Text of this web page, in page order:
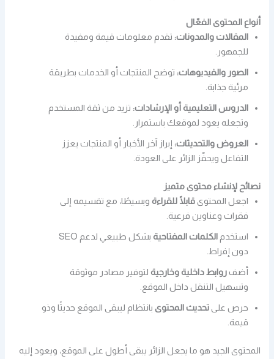
أنواع المحتوى الفعّال
المقالات والمدونات: تقدم معلومات قيمة ومفيدة
للجمهور.
الصور والفيديوهات: توضح المنتجات أو الخدمات بطريقة
مرئية جذابة.
الدروس التعليمية أو الإرشادات: تزيد من ثقة المستخدم
وتجعله يعود لموقعك باستمرار.
العروض والتحديثات: إبراز آخر الأخبار أو المنتجات يعزز
التفاعل ويحفّز الزائر على العودة.
نصائح لإنشاء محتوى متميز
اجعل المحتوىقابلًا للقراءة وبسيطًا، مع تقسيمه إلى
فقرات وعناوين فرعية.
استخدمالكلمات المفتاحية
بشكل طبيعي لدعم SEO
دون إفراط.
أضفروابط داخلية وخارجية لتوفير مصادر موثوقة
وتسهيل التنقل داخل الموقع.
حرص علىتحديث المحتوى بانتظام ليبقى الموقع حديثًا وذو
قيمة.
المحتوى الجيد هو ما يجعل الزائر يبقى أطول على الموقع، ويعود إليه